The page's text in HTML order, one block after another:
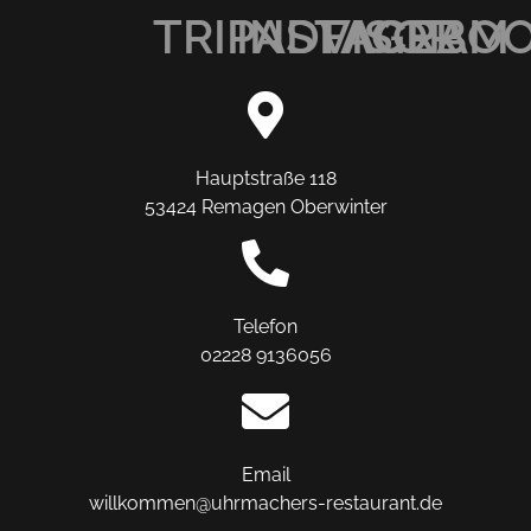
TRIPADVISOR
INSTAGRAM
Hauptstraße 118
53424 Remagen Oberwinter
Telefon
02228 9136056
Email
willkommen@uhrmachers-restaurant.de